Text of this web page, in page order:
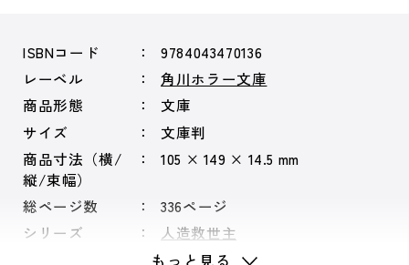
ISBNコード
9784043470136
レーベル
角川ホラー文庫
商品形態
文庫
サイズ
文庫判
商品寸法（横/
縦/束幅）
105 × 149 × 14.5 mm
総ページ数
336ページ
シリーズ
人造救世主